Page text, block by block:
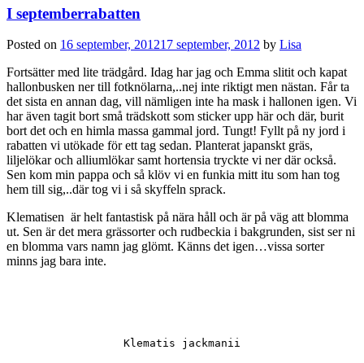
I septemberrabatten
Posted on 16 september, 201217 september, 2012 by Lisa
Fortsätter med lite trädgård. Idag har jag och Emma slitit och kapat
hallonbusken ner till fotknölarna,..nej inte riktigt men nästan. Får ta
det sista en annan dag, vill nämligen inte ha mask i hallonen igen. Vi
har även tagit bort små trädskott som sticker upp här och där, burit
bort det och en himla massa gammal jord. Tungt! Fyllt på ny jord i
rabatten vi utökade för ett tag sedan. Planterat japanskt gräs,
liljelökar och alliumlökar samt hortensia tryckte vi ner där också.
Sen kom min pappa och så klöv vi en funkia mitt itu som han tog
hem till sig,..där tog vi i så skyffeln sprack.
Klematisen är helt fantastisk på nära håll och är på väg att blomma
ut. Sen är det mera grässorter och rudbeckia i bakgrunden, sist ser ni
en blomma vars namn jag glömt. Känns det igen…vissa sorter
minns jag bara inte.
Klematis jackmanii